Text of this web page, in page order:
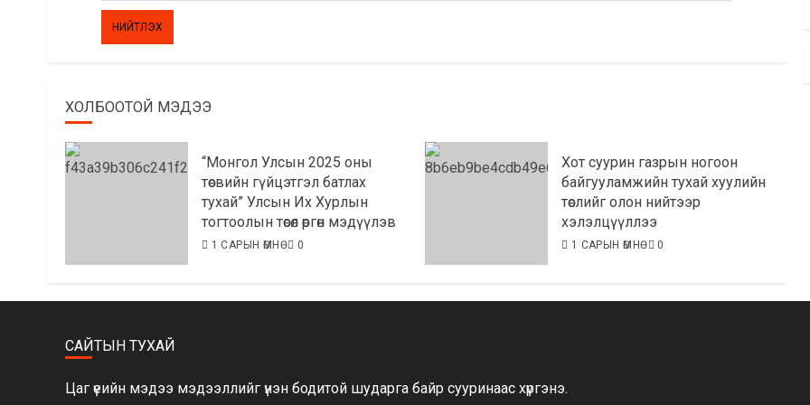
ХОЛБООТОЙ МЭДЭЭ
“Монгол Улсын 2025 оны
төсвийн гүйцэтгэл батлах
тухай” Улсын Их Хурлын
тогтоолын төсөл өргөн мэдүүлэв
1 САРЫН ӨМНӨ 0
Хот суурин газрын ногоон
байгууламжийн тухай хуулийн
төслийг олон нийтээр
хэлэлцүүллээ
1 САРЫН ӨМНӨ 0
САЙТЫН ТУХАЙ
Цаг үеийн мэдээ мэдээллийг үнэн бодитой шударга байр сууринаас хүргэнэ.